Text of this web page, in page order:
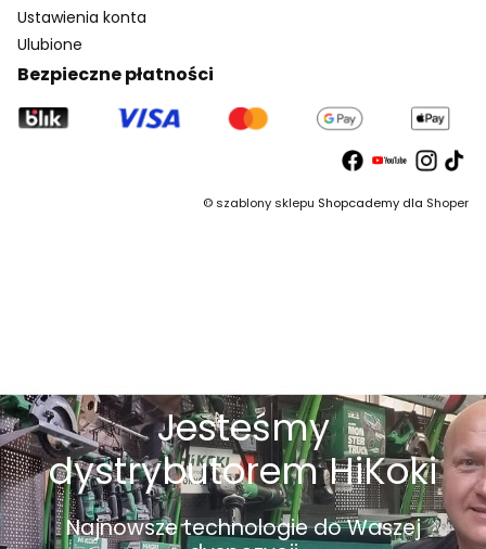
Ustawienia konta
Ulubione
Bezpieczne płatności
©szablony sklepu Shopcademy dla Shoper
Jesteśmy
dystrybutorem HiKoki
Najnowsze technologie do Waszej